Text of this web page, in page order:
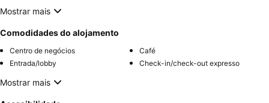
Mostrar mais
Comodidades do alojamento
Centro de negócios
Café
Entrada/lobby
Check-in/check-out expresso
Mostrar mais